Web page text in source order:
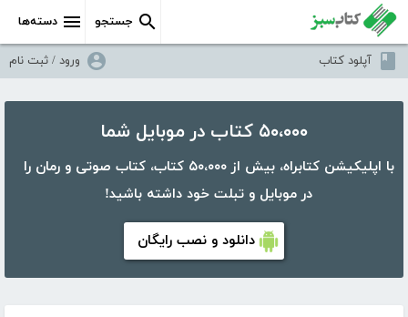
دسته‌ها جستجو
آپلود کتاب ورود / ثبت نام
۵۰،۰۰۰ کتاب در موبایل شما
با اپلیکیشن کتابراه، بیش از ۵۰،۰۰۰ کتاب، کتاب صوتی و رمان را
در موبایل و تبلت خود داشته باشید!
دانلود و نصب رایگان